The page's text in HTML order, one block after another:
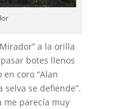
a la orilla
botes llenos
coro “Alan
selva se defiende”.
me parecía muy